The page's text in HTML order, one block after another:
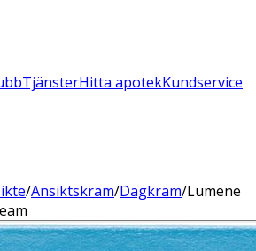
TjänsterHitta apotekKundservice
/Ansiktskräm/Dagkräm/Lumene